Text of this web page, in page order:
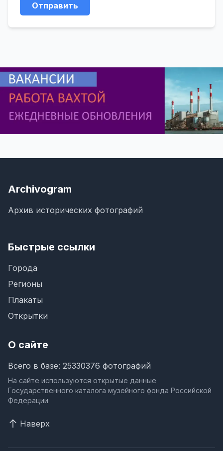
Отправить
Archivogram
Архив исторических фотографий
Быстрые ссылки
Города
Регионы
Плакаты
Открытки
О сайте
Всего в базе: 25330376 фотографий
На сайте используются открытые данные
Государственного каталога музейного фонда Российской
Федерации
Наверх